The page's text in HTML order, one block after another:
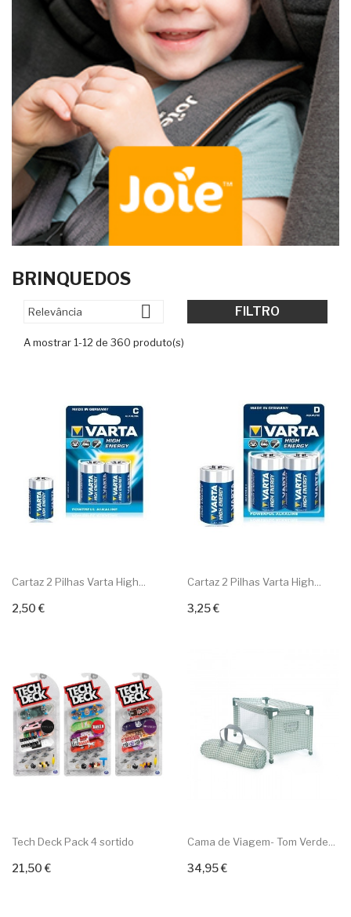
BRINQUEDOS
Relevância  FILTRO
A mostrar 1-12 de 360 produto(s)
Cartaz 2 Pilhas Varta High...
2,50 €Adicionar ao carrinho
Cartaz 2 Pilhas Varta High...
3,25 €Adicionar ao carrinho
Tech Deck Pack 4 sortido
21,50 €Adicionar ao carrinho
Cama de Viagem- Tom Verde...
34,95 €Adicionar ao carrinho